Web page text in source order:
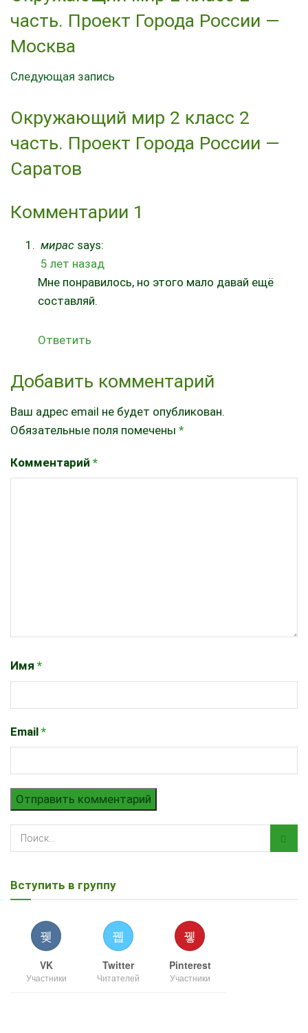
часть. Проект Города России —
Москва
Следующая запись
Окружающий мир 2 класс 2
часть. Проект Города России —
Саратов
Комментарии 1
мирас says:
5 лет назад
Мне понравилось, но этого мало давай ещё
составляй.
Ответить
Добавить комментарий
Ваш адрес email не будет опубликован.
Обязательные поля помечены *
Комментарий *
Имя *
Email *
Вступить в группу
VK
Участники
Twitter
Читателей
Pinterest
Участники